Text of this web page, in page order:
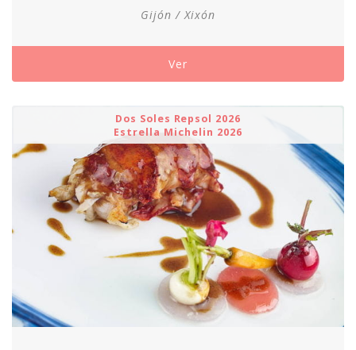
Gijón / Xixón
Ver
Dos Soles Repsol 2026
Estrella Michelin 2026